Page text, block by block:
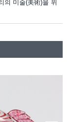
의 미술(美術)을 위